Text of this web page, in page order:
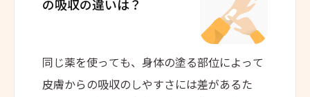
の吸収の違いは？
同じ薬を使っても、身体の塗る部位によって
皮膚からの吸収のしやすさには差があるた